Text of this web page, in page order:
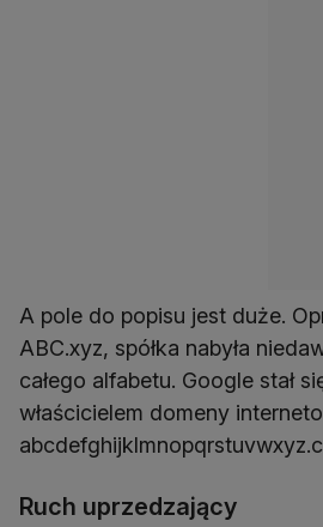
A pole do popisu jest duże.
ABC.xyz, spółka nabyła
całego alfabetu. Google stał
właścicielem domeny
Ruch uprzedzający